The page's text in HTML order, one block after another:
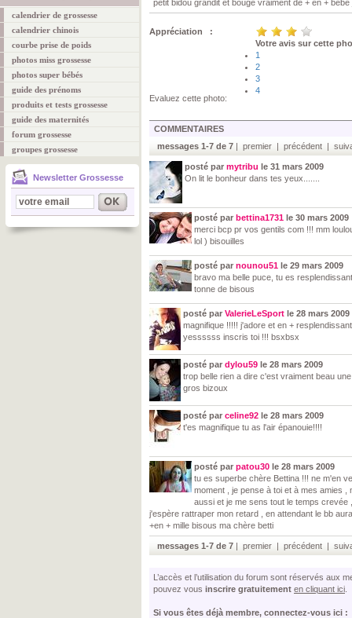
calendrier de grossesse
calendrier chinois
courbe prise de poids
photos miss grossesse
photos super bébés
guide des prénoms
produits et tests grossesse
guide des maternités
forum grossesse
groupes grossesse
Newsletter Grossesse
petit bidou grandit et bouge vraiment de + en + bébé
Appréciation :
Evaluez cette photo:
Votre avis sur cette
1
2
3
4
COMMENTAIRES
messages 1-7 de 7 | premier | précédent |
posté par mytribu le 31 mars 2009
On lit le bonheur dans tes yeux.......
posté par bettina1731 le 30 mars 2009
merci bcp pr vos gentils com !!! mm
lol ) bisouilles
posté par nounou51 le 29 mars 2009
bravo ma belle puce, tu es
tonne de bisous
posté par ValerieLeSport le 28 mars 2009
magnifique !!!!! j'adore et en +
yessssss inscris toi !!! bsxbsx
posté par dylou59 le 28 mars 2009
trop belle rien a dire c'est vraiment beau
gros bizoux
posté par celine92 le 28 mars 2009
t'es magnifique tu as l'air épanouie!!!!
posté par patou30 le 28 mars 2009
tu es superbe chère Bettina !!! ne m'en
moment , je pense à toi et à mes amies
aussi et je me sens tout le temps
j'espère rattraper mon retard , en attendant le bb
+en + mille bisous ma chère betti
messages 1-7 de 7 | premier | précédent |
L’accès et l’utilisation du forum sont réservés aux
pouvez vous inscrire gratuitement en cliquant ici
Si vous êtes déjà membre, connectez-vous ici :